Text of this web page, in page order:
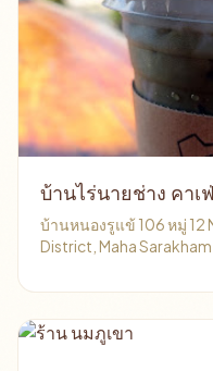
บ้านไร่นายช่าง คาเฟ่
บ้านหนองรูแข้ 106 หมู่ 12
District, Maha